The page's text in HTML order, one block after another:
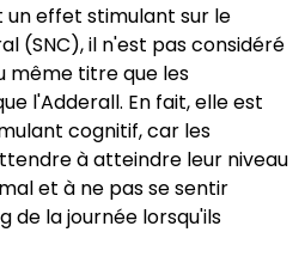
un effet stimulant sur le
(SNC), il n'est pas considéré
même titre que les
l'Adderall. En fait, elle est
cognitif, car les
à atteindre leur niveau
et à ne pas se sentir
de la journée lorsqu'ils